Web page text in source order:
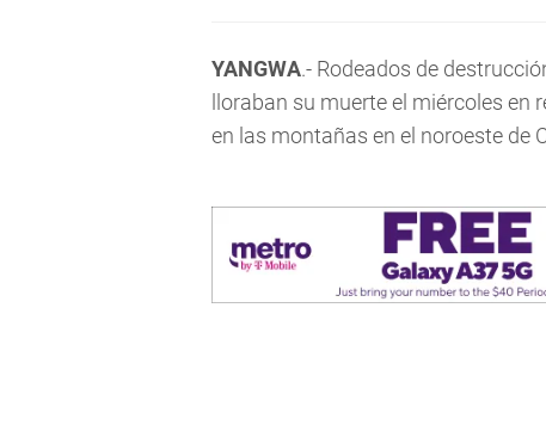
YANGWA.- Rodeados de
lloraban su muerte el miércoles
en las montañas en el noroeste de